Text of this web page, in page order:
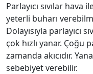
Parlayıcı sıvılar hava
yeterli buharı
Dolayısıyla parlayıcı
çok hızlı yanar. Çoğu
zamanda akıcıdır.
sebebiyet verebilir.